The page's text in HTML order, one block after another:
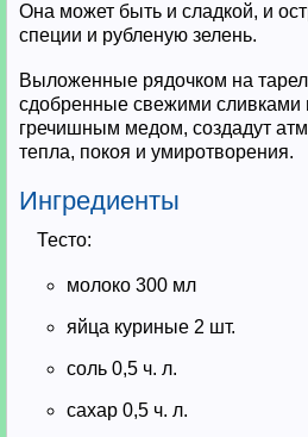
Она может быть и сладкой, и
специи и рубленую зелень.
Выложенные рядочком на
сдобренные свежими сливками
гречишным медом, создадут
тепла, покоя и умиротворения.
Ингредиенты
Тесто:
молоко 300 мл
яйца куриные 2 шт.
соль 0,5 ч. л.
сахар 0,5 ч. л.